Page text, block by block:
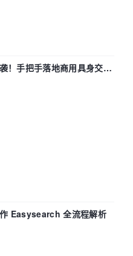
！手把手落地商用具身交互
Easysearch 全流程解析